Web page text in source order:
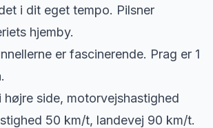
i dit eget tempo. Pilsner
hjemby.
er fascinerende. Prag er 1
højre side, motorvejshastighed
50 km/t, landevej 90 km/t.